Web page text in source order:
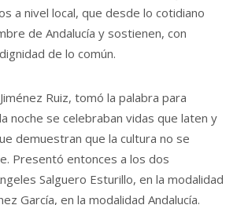
a nivel local, que desde lo cotidiano
de Andalucía y sostienen, con
de lo común.
Ruiz, tomó la palabra para
noche se celebraban vidas que laten y
demuestran que la cultura no se
Presentó entonces a los dos
Salguero Esturillo, en la modalidad
García, en la modalidad Andalucía.